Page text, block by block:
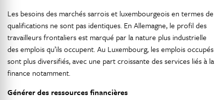
Les besoins des marchés sarrois et luxembourgeois en termes de
qualifications ne sont pas identiques. En Allemagne, le profil des
travailleurs frontaliers est marqué par la nature plus industrielle
des emplois qu’ils occupent. Au Luxembourg, les emplois occupés
sont plus diversifiés, avec une part croissante des services liés à la
finance notamment.
Générer des ressources financières